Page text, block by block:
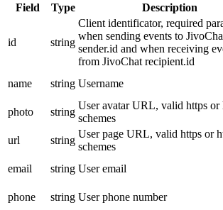
Field Type Description
id string
Client identificator, required
when sending events to
sender.id and when receiving
from JivoChat recipient.id
name string Username
photo
string
User avatar URL, valid https or
schemes
url
string
User page URL, valid https or
schemes
email
string User email
phone
string User phone number